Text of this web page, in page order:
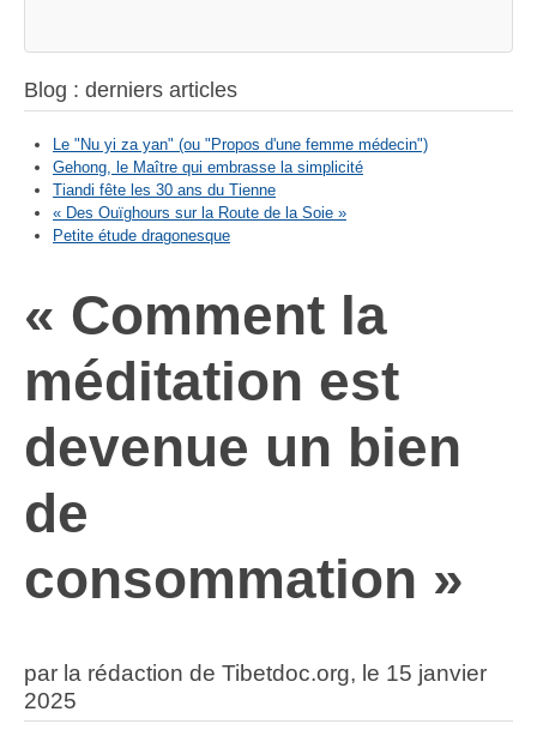
Blog : derniers articles
Le "Nu yi za yan" (ou "Propos d'une femme médecin")
Gehong, le Maître qui embrasse la simplicité
Tiandi fête les 30 ans du Tienne
« Des Ouïghours sur la Route de la Soie »
Petite étude dragonesque
« Comment la
méditation est
devenue un bien
de
consommation »
par la rédaction de Tibetdoc.org, le 15 janvier
2025